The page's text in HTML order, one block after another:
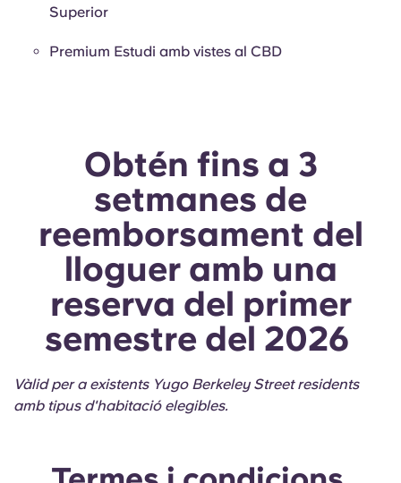
Superior
Premium Estudi amb vistes al CBD
Obtén fins a 3
setmanes de
reemborsament del
lloguer amb una
reserva del primer
semestre del 2026
Vàlid per a existents Yugo Berkeley Street residents
amb tipus d'habitació elegibles.